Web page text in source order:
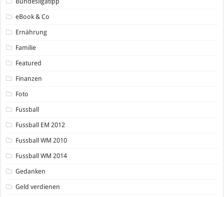
eBook & Co
Ernährung
Familie
Featured
Finanzen
Foto
Fussball
Fussball EM 2012
Fussball WM 2010
Fussball WM 2014
Gedanken
Geld verdienen